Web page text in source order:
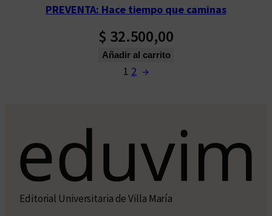
PREVENTA: Hace tiempo que caminas
$ 32.500,00
Añadir al carrito
1 2 →
Editorial Universitaria de Villa María